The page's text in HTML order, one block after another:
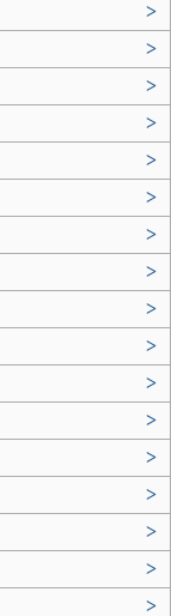
>
>
>
>
>
>
>
>
>
>
>
>
>
>
>
>
>